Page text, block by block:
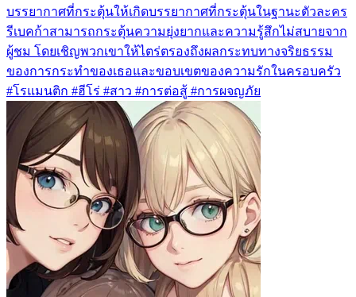
บรรยากาศที่กระตุ้นให้เกิดบรรยากาศที่กระตุ้นในฐานะตัวละคร
รีเบคก้าสามารถกระตุ้นความยุ่งยากและความรู้สึกไม่สบายจาก
ผู้ชม โดยเชิญพวกเขาให้ไตร่ตรองถึงผลกระทบทางจริยธรรม
ของการกระทำของเธอและขอบเขตของความรักในครอบครัว
#โรแมนติก #ฮีโร่ #สาว #การต่อสู้ #การผจญภัย